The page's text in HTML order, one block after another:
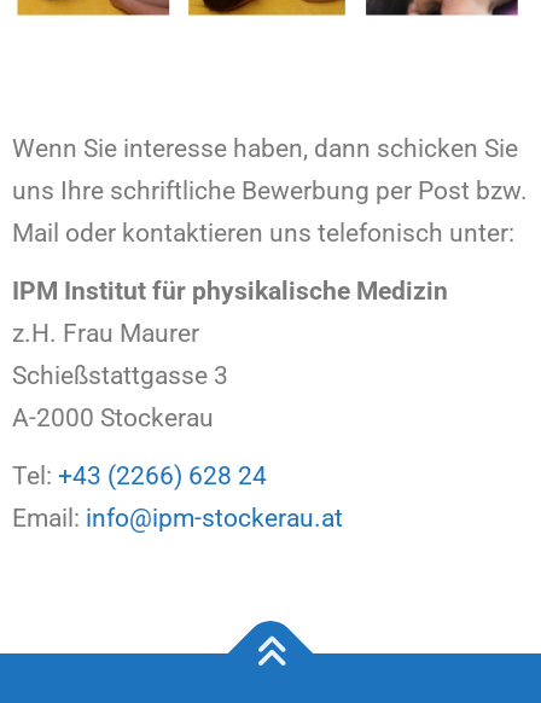
Wenn Sie interesse haben, dann schicken Sie
uns Ihre schriftliche Bewerbung per Post bzw.
Mail oder kontaktieren uns telefonisch unter:
IPM Institut für physikalische Medizin
z.H. Frau Maurer
Schießstattgasse 3
A-2000 Stockerau
Tel: +43 (2266) 628 24
Email: info@ipm-stockerau.at